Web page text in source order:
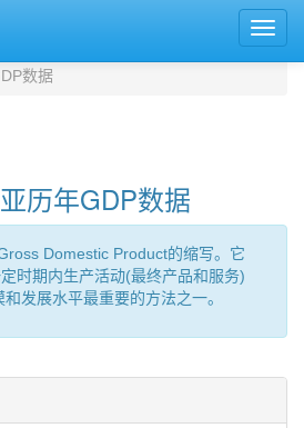
数据
历年GDP数据
Domestic Product的缩写。它
时期内生产活动(最终产品和服务)
发展水平最重要的方法之一。